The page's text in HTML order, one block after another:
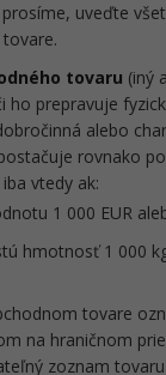
uveďte
tovaru (iný
ho prepravuje
alebo
rovnako
vtedy ak:
1 000 EUR
hmotnosť 1 000
tovare
na hraničnom
zoznam